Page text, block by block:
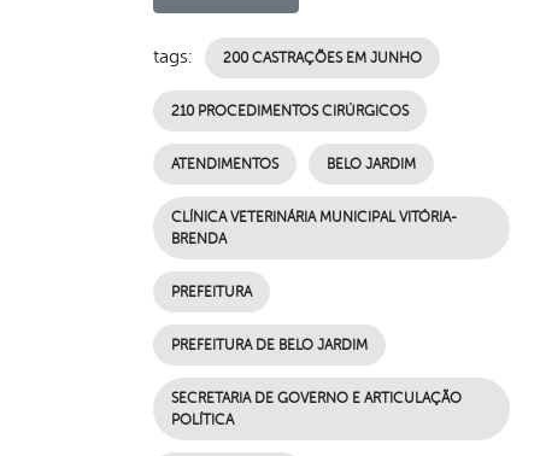
tags: 200 CASTRAÇÕES EM JUNHO
210 PROCEDIMENTOS CIRÚRGICOS
ATENDIMENTOS BELO JARDIM
CLÍNICA VETERINÁRIA MUNICIPAL VITÓRIA-
BRENDA
PREFEITURA
PREFEITURA DE BELO JARDIM
SECRETARIA DE GOVERNO E ARTICULAÇÃO
POLÍTICA